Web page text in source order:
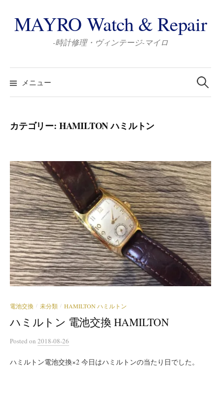
ン
テ
ス
キ
プ
MAYRO Watch & Repair
-時計修理・ヴィンテージ-マイロ
メニュー
検
索:
カテゴリー: HAMILTON ハミルトン
電池交換 / 未分類 / HAMILTON ハミルトン
ハミルトン 電池交換 HAMILTON
Posted on 2018-08-26
ハミルトン電池交換×2 今日はハミルトンの当たり日でした。